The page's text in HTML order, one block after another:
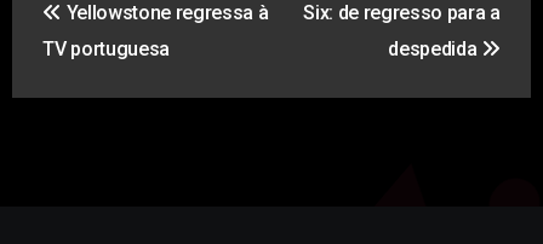
de
artigos
Yellowstone regressa à
TV portuguesa
Six: de regresso para a
despedida